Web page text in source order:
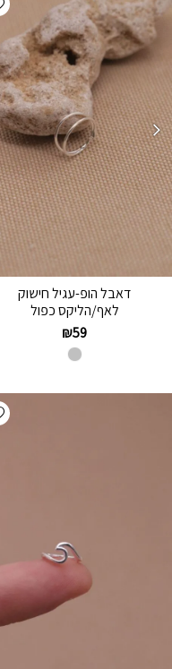
דאבל הופ-עגיל חישוק
לאף/הליקס כפול
₪59